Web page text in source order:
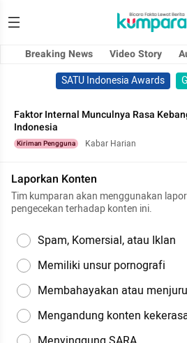
Breaking News Video Story
SATU Indonesia Awards
Faktor Internal Munculnya Rasa
Indonesia
Kiriman Pengguna Kabar Harian
Laporkan Konten
Tim kumparan akan menggunakan
pengecekan terhadap konten ini.
Spam, Komersial, atau Iklan
Memiliki unsur pornografi
Membahayakan atau
Mengandung konten